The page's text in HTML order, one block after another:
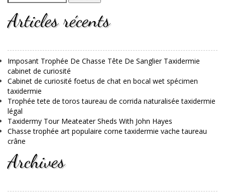
Articles récents
Imposant Trophée De Chasse Tête De Sanglier Taxidermie
cabinet de curiosité
Cabinet de curiosité foetus de chat en bocal wet spécimen
taxidermie
Trophée tete de toros taureau de corrida naturalisée taxidermie
légal
Taxidermy Tour Meateater Sheds With John Hayes
Chasse trophée art populaire corne taxidermie vache taureau
crâne
Archives